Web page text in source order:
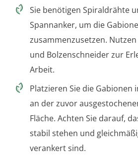
Sie benötigen Spiraldrähte
Spannanker, um die
zusammenzusetzen. Nutzen
und Bolzenschneider zur
Arbeit.
Platzieren Sie die Gabionen
an der zuvor
Fläche. Achten Sie darauf,
stabil stehen und
verankert sind.